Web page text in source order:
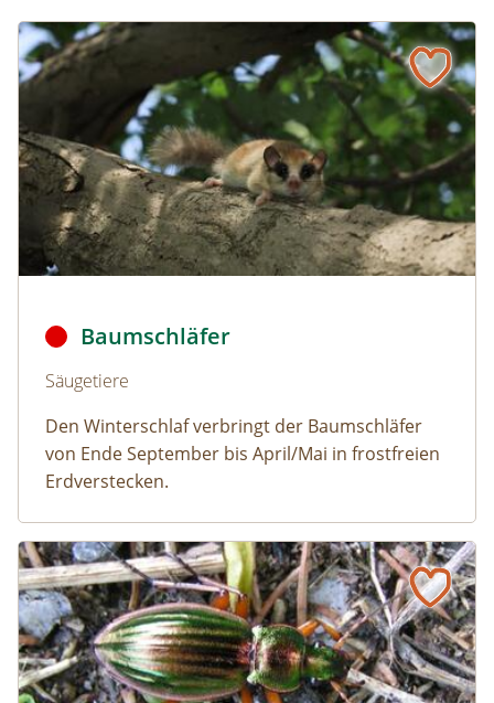
Baumschläfer
Naturlexikon: Baumschläfer
Naturlexikon: Baumschläfer
Baumschläfer
Säugetiere
Den Winterschlaf verbringt der Baumschläfer
von Ende September bis April/Mai in frostfreien
Erdverstecken.
Goldlaufkäfer
Naturlexikon: Goldlaufkäfer